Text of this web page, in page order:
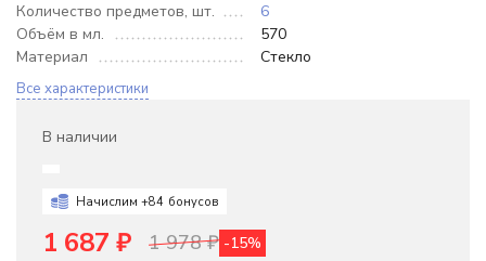
Количество предметов, шт.
6
Объём в мл.
570
Материал
Стекло
Все характеристики
В наличии
Начислим +84 бонусов
1 687 ₽ 1 978₽ -15%